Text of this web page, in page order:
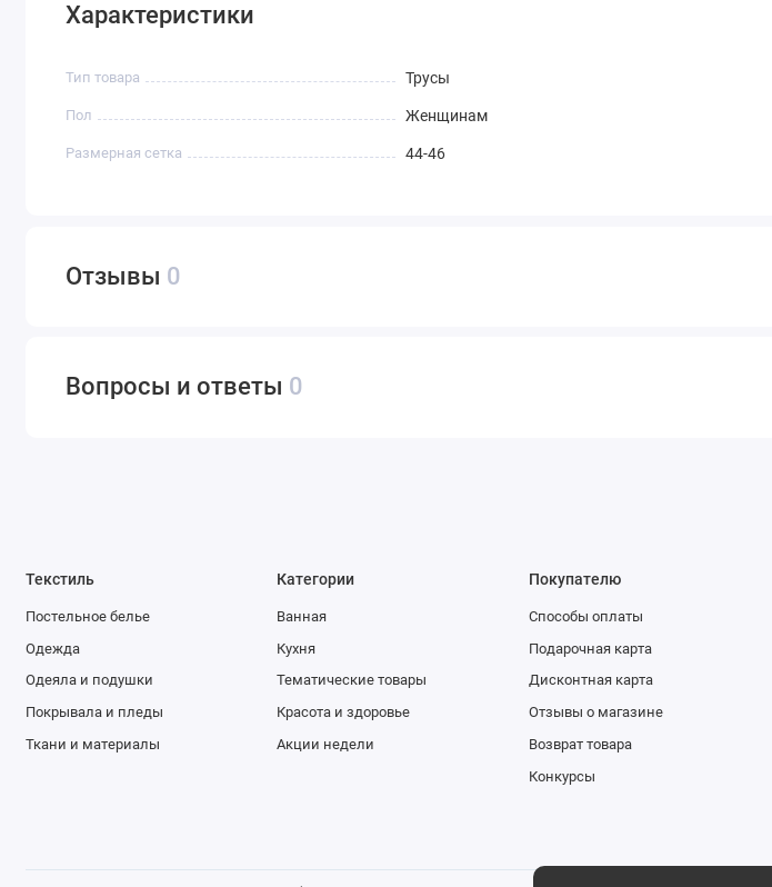
Характеристики
Тип товара Трусы
Пол Женщинам
Размерная сетка 44-46
Отзывы 0
Вопросы и ответы 0
Текстиль
Постельное белье
Одежда
Одеяла и подушки
Покрывала и пледы
Ткани и материалы
Категории
Ванная
Кухня
Тематические товары
Красота и здоровье
Акции недели
Покупателю
Способы оплаты
Подарочная карта
Дисконтная карта
Отзывы о магазине
Возврат товара
Конкурсы